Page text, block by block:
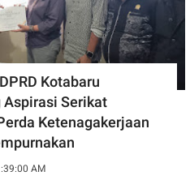
Kotabaru
Aspirasi Serikat
Ketenagakerjaan
AM